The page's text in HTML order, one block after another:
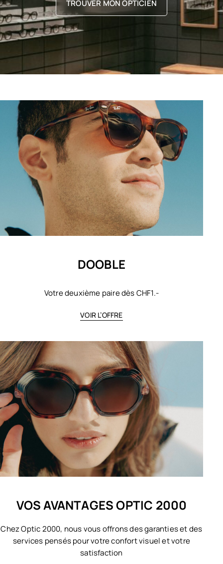
TROUVER MON OPTICIEN
DOOBLE
Votre deuxième paire dès CHF1.-
VOIR L’OFFRE
VOS AVANTAGES OPTIC 2000
Chez Optic 2000, nous vous offrons des garanties et des
services pensés pour votre confort visuel et votre
satisfaction